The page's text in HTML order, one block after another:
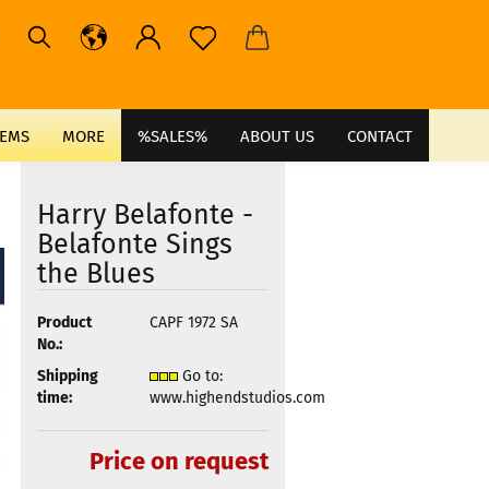
%SALES% ABOUT US CONTACT
MORE
Harry Belafonte -
Belafonte Sings
the Blues
Product
No.:
CAPF 1972 SA
Shipping
time:
Go to:
www.highendstudios.com
Price on request